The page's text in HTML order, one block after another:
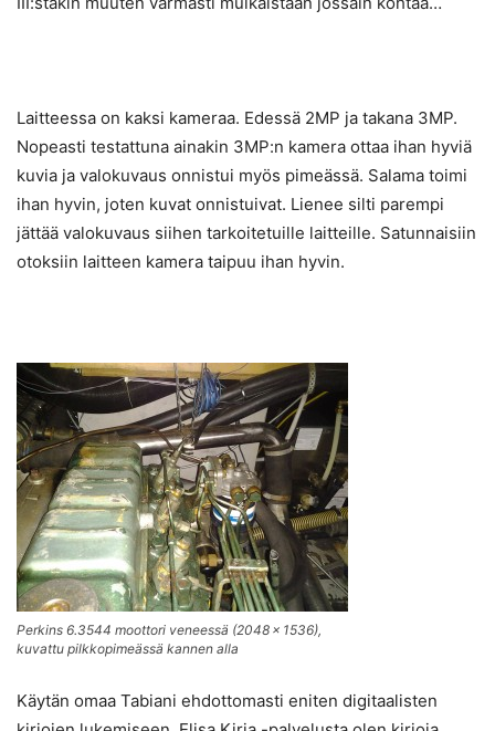
Laitteessa on kaksi kameraa. Edessä 2MP ja takana 3MP.
Nopeasti testattuna ainakin 3MP:n kamera ottaa ihan hyviä
kuvia ja valokuvaus onnistui myös pimeässä. Salama toimi
ihan hyvin, joten kuvat onnistuivat. Lienee silti parempi
jättää valokuvaus siihen tarkoitetuille laitteille. Satunnaisiin
otoksiin laitteen kamera taipuu ihan hyvin.
Perkins 6.3544 moottori veneessä (2048 × 1536),
kuvattu pilkkopimeässä kannen alla
Käytän omaa Tabiani ehdottomasti eniten digitaalisten